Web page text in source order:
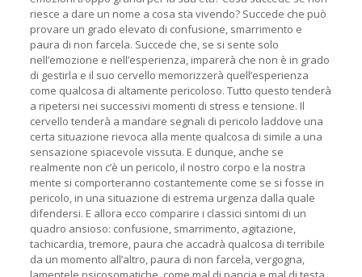
riesce a dare un nome a cosa sta vivendo? Succede che può
provare un grado elevato di confusione, smarrimento e
paura di non farcela. Succede che, se si sente solo
nell’emozione e nell’esperienza, imparerà che non è in grado
di gestirla e il suo cervello memorizzerà quell’esperienza
come qualcosa di altamente pericoloso. Tutto questo tenderà
a ripetersi nei successivi momenti di stress e tensione. Il
cervello tenderà a mandare segnali di pericolo laddove una
certa situazione rievoca alla mente qualcosa di simile a una
sensazione spiacevole vissuta. E dunque, anche se
realmente non c’è un pericolo, il nostro corpo e la nostra
mente si comporteranno costantemente come se si fosse in
pericolo, in una situazione di estrema urgenza dalla quale
difendersi. E allora ecco comparire i classici sintomi di un
quadro ansioso: confusione, smarrimento, agitazione,
tachicardia, tremore, paura che accadrà qualcosa di terribile
da un momento all’altro, paura di non farcela, vergogna,